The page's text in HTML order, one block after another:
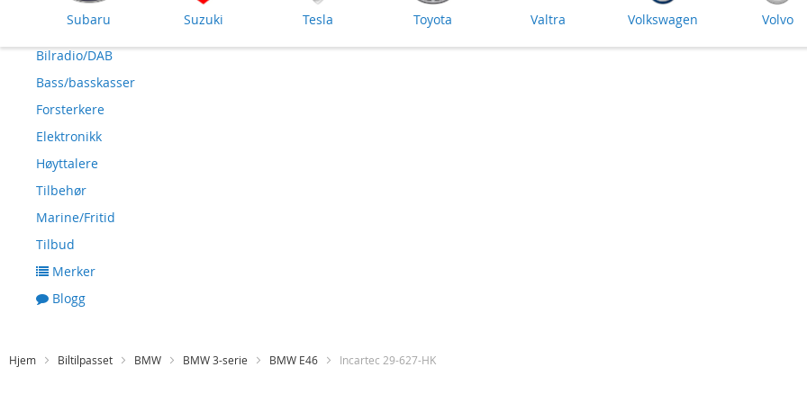
Subaru Suzuki Tesla Toyota Valtra Volkswagen Volvo
Bilradio/DAB
Bass/basskasser
Forsterkere
Elektronikk
Høyttalere
Tilbehør
Marine/Fritid
Tilbud
Merker
Blogg
Hjem Biltilpasset BMW BMW 3-serie BMW E46 Incartec 29-627-HK